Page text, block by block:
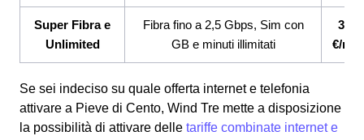
Super Fibra e
Unlimited
Fibra fino a 2,5 Gbps, Sim con
GB e minuti illimitati
€/
Se sei indeciso su quale offerta internet e telefonia
attivare a Pieve di Cento, Wind Tre mette a disposizione
la possibilità di attivare delle tariffe combinate internet e